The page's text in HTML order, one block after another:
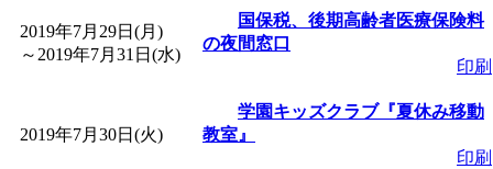
2019年7月29日(月)
～ 2019年7月31日(水)
国保税、後期高齢者医療保険料
の夜間窓口
印刷
2019年7月30日(火)
学園キッズクラブ『夏休み移動
教室』
印刷